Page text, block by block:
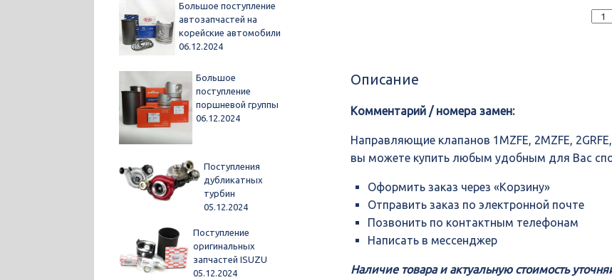
Описание
Комментарий / номера замен:
Направляющие клапанов 1MZFE, 2MZFE,
вы можете купить любым удобным для Вас
Оформить заказ через «Корзину»
Отправить заказ по электронной почте
Позвонить по контактным телефонам
Написать в мессенджер
Наличие товара и актуальную стоимость
Большое поступление
автозапчастей на
корейские автомобили
06.12.2024
Большое
поступление
поршневой группы
06.12.2024
Поступления
дубликатных
турбин
05.12.2024
Поступление
оригинальных
запчастей ISUZU
05.12.2024